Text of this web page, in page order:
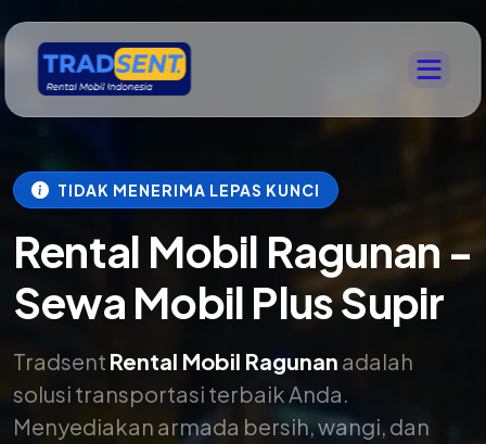
TIDAK MENERIMA LEPAS KUNCI
Rental Mobil Ragunan -
Sewa Mobil Plus Supir
Tradsent Rental Mobil Ragunan adalah
solusi transportasi terbaik Anda.
Menyediakan armada bersih, wangi, dan